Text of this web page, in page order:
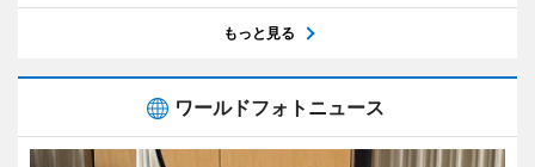
もっと見る
ワールドフォトニュース